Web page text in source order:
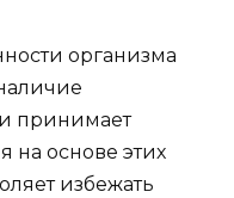
организма
принимает
на основе этих
избежать